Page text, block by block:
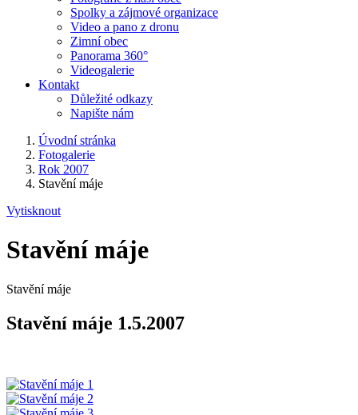
Spolky a zájmové organizace
Video a pano z dronu
Zimní obec
Panorama 360°
Videogalerie
Kontakt
Důležité odkazy
Napište nám
Úvodní stránka
Fotogalerie
Rok 2007
Stavění máje
Vytisknout
Stavění máje
Stavění máje
Stavění máje 1.5.2007